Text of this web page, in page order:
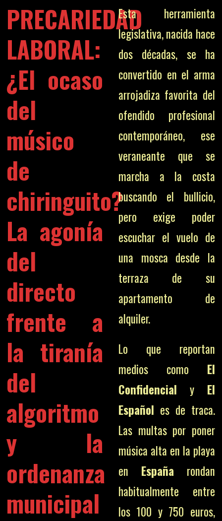
PRECARIEDAD
LABORAL:
¿El ocaso
del
músico
de
chiringuito?
La agonía
del
directo
frente a
la tiranía
del
algoritmo
y la
ordenanza
municipal
Esta herramienta
legislativa, nacida hace
dos décadas, se ha
convertido en el arma
arrojadiza favorita del
ofendido profesional
contemporáneo, ese
veraneante que se
marcha a la costa
buscando el bullicio,
pero exige poder
escuchar el vuelo de
una mosca desde la
terraza de su
apartamento de
alquiler.
Lo que reportan
medios como El
Confidencial y El
Español es de traca.
Las multas por poner
música alta en la playa
en España rondan
habitualmente entre
los 100 y 750 euros,